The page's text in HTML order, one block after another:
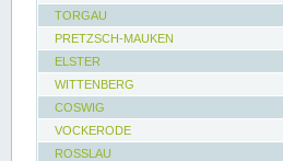
TORGAU
PRETZSCH-MAUKEN
ELSTER
WITTENBERG
COSWIG
VOCKERODE
ROSSLAU